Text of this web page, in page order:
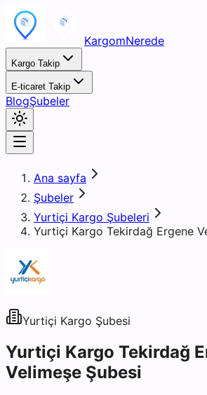
KargomNerede
Kargo Takip
E-ticaret Takip
BlogŞubeler
Ana sayfa
Şubeler
Yurtiçi Kargo Şubeleri
Yurtiçi Kargo Tekirdağ Ergene
Yurtiçi Kargo Şubesi
Yurtiçi Kargo Tekirdağ
Velimeşe Şubesi